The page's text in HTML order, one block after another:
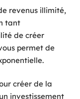
revenus illimité,
tant
de créer
permet de
créer de la
investissement